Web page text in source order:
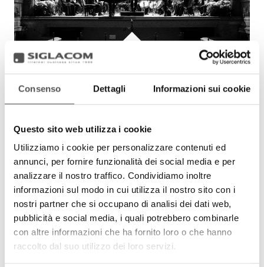
Consenso Dettagli Informazioni sui cookie
Questo sito web utilizza i cookie
Utilizziamo i cookie per personalizzare contenuti ed
annunci, per fornire funzionalità dei social media e per
analizzare il nostro traffico. Condividiamo inoltre
informazioni sul modo in cui utilizza il nostro sito con i
nostri partner che si occupano di analisi dei dati web,
pubblicità e social media, i quali potrebbero combinarle
con altre informazioni che ha fornito loro o che hanno
raccolto dal suo utilizzo dei loro servizi.
La Sinfonica Mantovana
Fondazione BAM